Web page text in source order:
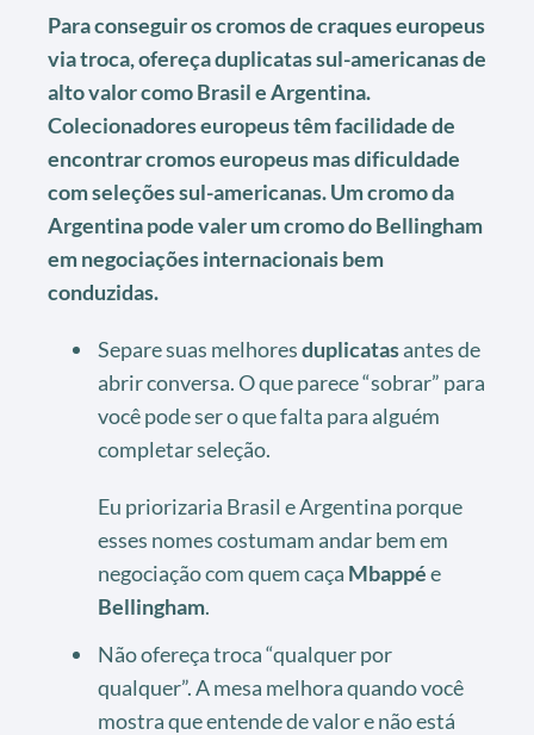
Para conseguir os cromos de craques europeus
via troca, ofereça duplicatas sul-americanas de
alto valor como Brasil e Argentina.
Colecionadores europeus têm facilidade de
encontrar cromos europeus mas dificuldade
com seleções sul-americanas. Um cromo da
Argentina pode valer um cromo do Bellingham
em negociações internacionais bem
conduzidas.
Separe suas melhoresduplicatasantes de
abrir conversa. O que parece “sobrar” para
você pode ser o que falta para alguém
completar seleção.
Eu priorizaria Brasil e Argentina porque
esses nomes costumam andar bem em
negociação com quem caça Mbappée
Bellingham.
Não ofereça troca “qualquer por
qualquer”. A mesa melhora quando você
mostra que entende de valor e não está